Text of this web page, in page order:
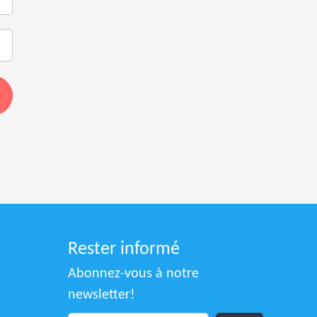
Rester informé
Abonnez-vous à notre
newsletter!